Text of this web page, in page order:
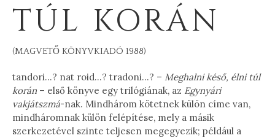
TÚL KORÁN
(MAGVETŐ KÖNYVKIADÓ 1988)
tandori…? nat roid…? tradoni…? – Meghalni késő, élni túl
korán – első könyve egy trilógiának, az Egynyári
vakjátszmá-nak. Mindhárom kötetnek külön címe van,
mindháromnak külön felépítése, mely a másik
szerkezetével szinte teljesen megegyezik; például a